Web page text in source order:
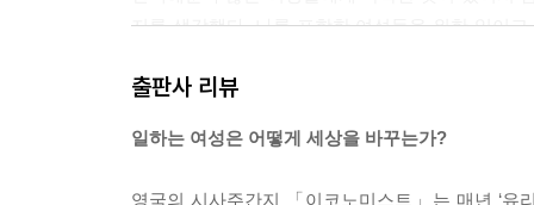
지를 생각했다. 나를 포함한 여성들을 위한 일이
과정에서 찾아오는 불안을 불편해하지 않도록 돕
출판사 리뷰
일하는 여성은 어떻게 세상을 바꾸는가?
영국의 시사주간지 「이코노미스트」는 매년 ‘유